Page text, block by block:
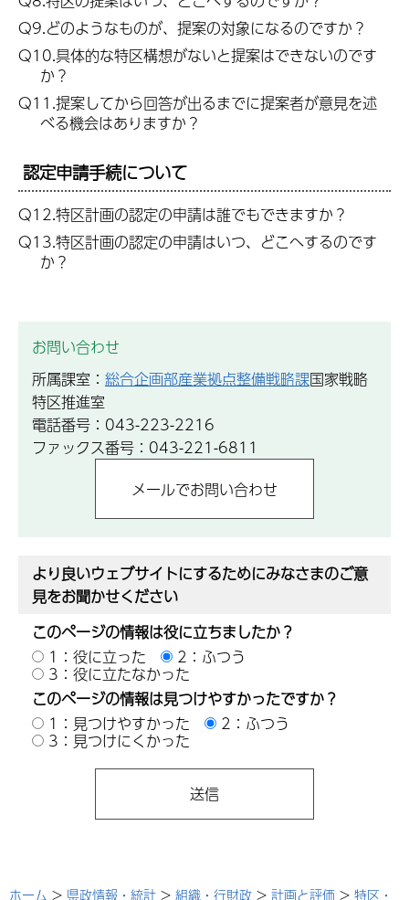
Q9.どのようなものが、提案の対象になるのですか？
Q10.具体的な特区構想がないと提案はできないのです
か？
Q11.提案してから回答が出るまでに提案者が意見を述
べる機会はありますか？
認定申請手続について
Q12.特区計画の認定の申請は誰でもできますか？
Q13.特区計画の認定の申請はいつ、どこへするのです
か？
お問い合わせ
所属課室： 総合企画部産業拠点整備戦略課国家戦略
特区推進室
電話番号：043-223-2216
ファックス番号：043-221-6811
より良いウェブサイトにするためにみなさまのご意
見をお聞かせください
このページの情報は役に立ちましたか？
1：役に立った
2：ふつう
3：役に立たなかった
このページの情報は見つけやすかったですか？
1：見つけやすかった
2：ふつう
3：見つけにくかった
ホーム > 県政情報・統計 > 組織・行財政 > 計画と評価 > 特区・